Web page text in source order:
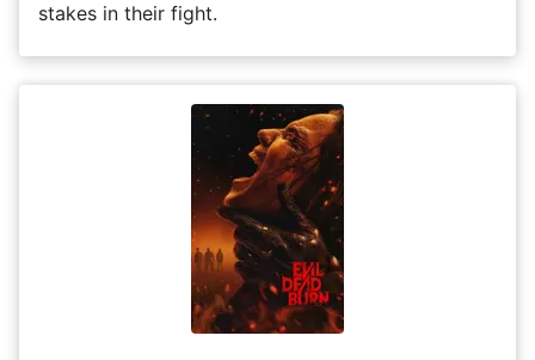
stakes in their fight.